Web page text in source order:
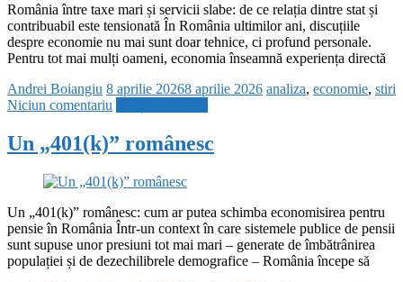
România între taxe mari și servicii slabe: de ce relația dintre stat și
contribuabil este tensionată În România ultimilor ani, discuțiile
despre economie nu mai sunt doar tehnice, ci profund personale.
Pentru tot mai mulți oameni, economia înseamnă experiența directă
Andrei Boiangiu 8 aprilie 20268 aprilie 2026 analiza, economie, stiri
Niciun comentariu
Un „401(k)” românesc
Un „401(k)” românesc: cum ar putea schimba economisirea pentru
pensie în România Într-un context în care sistemele publice de pensii
sunt supuse unor presiuni tot mai mari – generate de îmbătrânirea
populației și de dezechilibrele demografice – România începe să